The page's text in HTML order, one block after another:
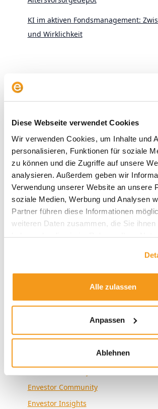
Diese Webseite verwendet Cookies
Wir verwenden Cookies, um Inhalte und
personalisieren, Funktionen für soziale
zu können und die Zugriffe auf unsere
analysieren. Außerdem geben wir
Verwendung unserer Website an unsere
soziale Medien, Werbung und Analysen
Partner führen diese Informationen
weiteren Daten zusammen, die Sie ihnen
Alle zulassen
Anpassen
Ablehnen
KI im aktiven Fondsmanagement:
und Wirklichkeit
Archive
2026
2025
2024
2023
2022
2021
2020
Kategorien
Envestor Community
Envestor Insights